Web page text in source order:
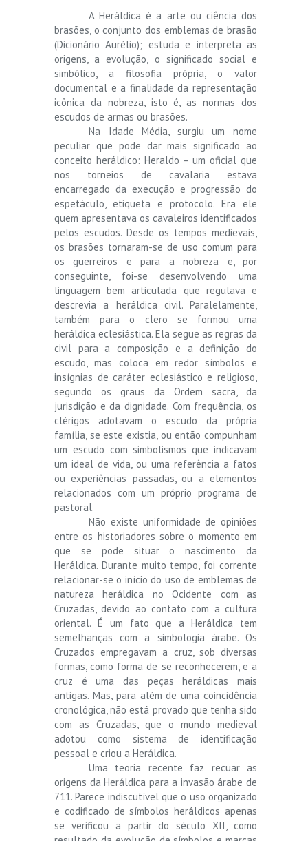
A Heráldica é a arte ou ciência dos
brasões, o conjunto dos emblemas de brasão
(Dicionário Aurélio); estuda e interpreta as
origens, a evolução, o significado social e
simbólico, a filosofia própria, o valor
documental e a finalidade da representação
icônica da nobreza, isto é, as normas dos
escudos de armas ou brasões.
Na Idade Média, surgiu um nome
peculiar que pode dar mais significado ao
conceito heráldico: Heraldo – um oficial que
nos torneios de cavalaria estava
encarregado da execução e progressão do
espetáculo, etiqueta e protocolo. Era ele
quem apresentava os cavaleiros identificados
pelos escudos. Desde os tempos medievais,
os brasões tornaram-se de uso comum para
os guerreiros e para a nobreza e, por
conseguinte, foi-se desenvolvendo uma
linguagem bem articulada que regulava e
descrevia a heráldica civil. Paralelamente,
também para o clero se formou uma
heráldica eclesiástica. Ela segue as regras da
civil para a composição e a definição do
escudo, mas coloca em redor símbolos e
insígnias de caráter eclesiástico e religioso,
segundo os graus da Ordem sacra, da
jurisdição e da dignidade. Com frequência, os
clérigos adotavam o escudo da própria
família, se este existia, ou então compunham
um escudo com simbolismos que indicavam
um ideal de vida, ou uma referência a fatos
ou experiências passadas, ou a elementos
relacionados com um próprio programa de
pastoral.
Não existe uniformidade de opiniões
entre os historiadores sobre o momento em
que se pode situar o nascimento da
Heráldica. Durante muito tempo, foi corrente
relacionar-se o início do uso de emblemas de
natureza heráldica no Ocidente com as
Cruzadas, devido ao contato com a cultura
oriental. É um fato que a Heráldica tem
semelhanças com a simbologia árabe. Os
Cruzados empregavam a cruz, sob diversas
formas, como forma de se reconhecerem, e a
cruz é uma das peças heráldicas mais
antigas. Mas, para além de uma coincidência
cronológica, não está provado que tenha sido
com as Cruzadas, que o mundo medieval
adotou como sistema de identificação
pessoal e criou a Heráldica.
Uma teoria recente faz recuar as
origens da Heráldica para a invasão árabe de
711. Parece indiscutível que o uso organizado
e codificado de símbolos heráldicos apenas
se verificou a partir do século XII, como